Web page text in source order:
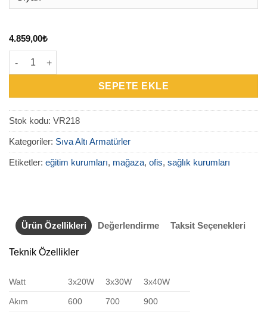
4.859,00₺
VR218 Üçlü Sıva Altı Hareketli Armatür adet
SEPETE EKLE
Stok kodu: VR218
Kategoriler: Sıva Altı Armatürler
Etiketler: eğitim kurumları, mağaza, ofis, sağlık kurumları
Ürün Özellikleri Değerlendirme Taksit Seçenekleri
Teknik Özellikler
Watt 3x20W 3x30W 3x40W
Akım 600 700 900